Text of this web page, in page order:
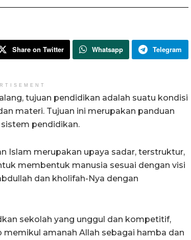
Share on Twitter Whatsapp Telegram
tujuan pendidikan adalah suatu kondisi
materi. Tujuan ini merupakan panduan
pendidikan.
Islam merupakan upaya sadar, terstruktur,
membentuk manusia sesuai dengan visi
dan kholifah-Nya dengan
sekolah yang unggul dan kompetitif,
amanah Allah sebagai hamba dan